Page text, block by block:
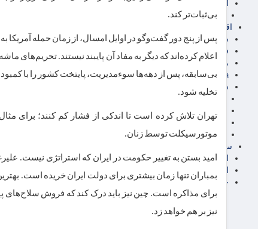
اخبار استان ها
استان تهران
اقتصاد بین الملل
سیاسی
فارکس
مناطق آزاد تجاری
24intermedia
سایر اخبار اقتصادی
عمومی و سرگرمی
فناوری
آگهی رسمی و مزایده
آکادمی آموزش اقتصادی
سایر رسانه ها
اقتصاد فارسی
اقتصاد آفرین
خرید انواع دیزل ژنراتور
بی‌ثبات‌تر کند.
پس از پنج دور گفت‌و‌گو در اوایل امسال، از زمان حمله
اعلام کرده‌اند که دیگر به مفاد آن پایبند نیستند.
بی‌سابقه، پس از دهه‌ها سوءمدیریت، پایتخت کشور را با
تخلیه شود.
تهران تلاش کرده است تا اندکی از فشار کم کنند؛ برای
موتورسیکلت توسط زنان.
امید بستن به تغییر حکومت در ایران که استراتژی نیست.
بمباران تنها زمان بیشتری برای دولت ایران خریده است.
برای مذاکره است. چین نیز باید درک کند که فروش سلاح‌های
نیز بر هم خواهد زد.